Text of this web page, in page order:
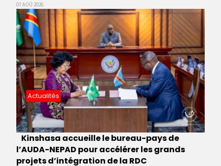
07 AOÛ 2026
Actualités
Kinshasa accueille le bureau-pays de
l’AUDA-NEPAD pour accélérer les grands
projets d’intégration de la RDC